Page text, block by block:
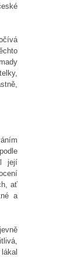
její
ať
a